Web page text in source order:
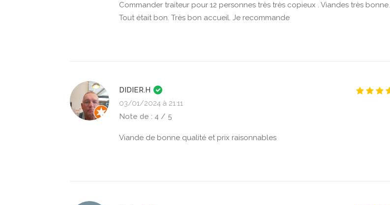
Commander traiteur pour 12 personnes très très copieux . Viandes très bonne.
Tout était bon. Très bon accueil. Je recommande
DIDIER.H
03/01/2024 à 21:11
Note de : 4 / 5
Viande de bonne qualité et prix raisonnables